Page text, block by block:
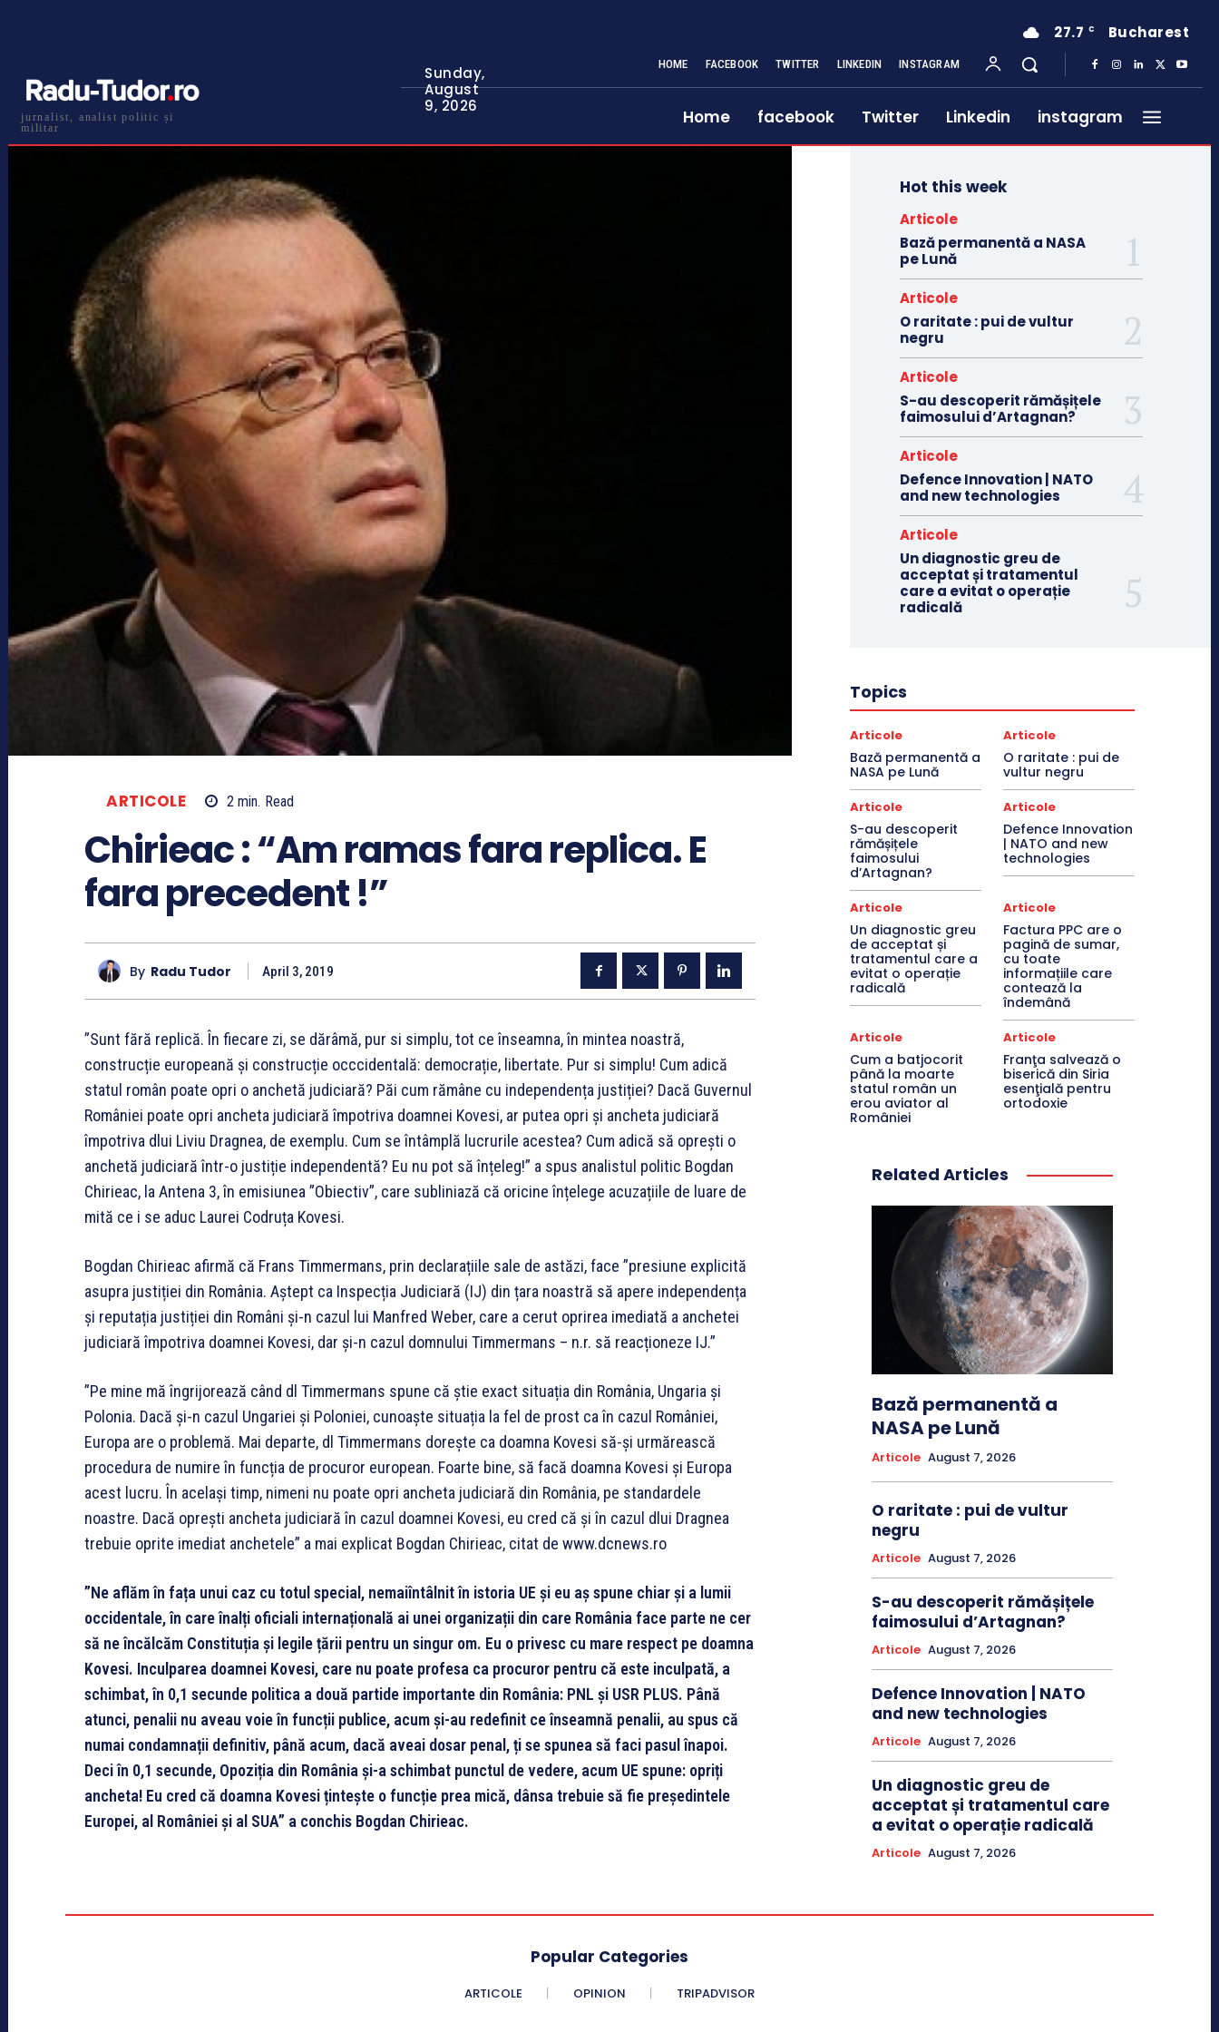
jurnalist, analist politic și
militar
Sunday,
August
9, 2026
27.7 C Bucharest
HOME FACEBOOK TWITTER LINKEDIN INSTAGRAM
Home facebook Twitter Linkedin instagram
ARTICOLE 2 min. Read
Chirieac : “Am ramas fara replica. E
fara precedent !”
By Radu Tudor April 3, 2019
”Sunt fără replică. În fiecare zi, se dărâmă, pur si simplu, tot ce înseamna, în mintea noastră,
construcție europeană și construcție occcidentală: democrație, libertate. Pur si simplu! Cum adică
statul român poate opri o anchetă judiciară? Păi cum rămâne cu independența justiției? Dacă Guvernul
României poate opri ancheta judiciară împotriva doamnei Kovesi, ar putea opri și ancheta judiciară
împotriva dlui Liviu Dragnea, de exemplu. Cum se întâmplă lucrurile acestea? Cum adică să oprești o
anchetă judiciară într-o justiție independentă? Eu nu pot să înțeleg!” a spus analistul politic Bogdan
Chirieac, la Antena 3, în emisiunea ”Obiectiv”, care subliniază că oricine înțelege acuzațiile de luare de
mită ce i se aduc Laurei Codruța Kovesi.
Bogdan Chirieac afirmă că Frans Timmermans, prin declarațiile sale de astăzi, face ”presiune explicită
asupra justiției din România. Aștept ca Inspecția Judiciară (IJ) din țara noastră să apere independența
și reputația justiției din Români și-n cazul lui Manfred Weber, care a cerut oprirea imediată a anchetei
judiciară împotriva doamnei Kovesi, dar și-n cazul domnului Timmermans – n.r. să reacționeze IJ.”
”Pe mine mă îngrijorează când dl Timmermans spune că știe exact situația din România, Ungaria și
Polonia. Dacă și-n cazul Ungariei și Poloniei, cunoaște situația la fel de prost ca în cazul României,
Europa are o problemă. Mai departe, dl Timmermans dorește ca doamna Kovesi să-și urmărească
procedura de numire în funcția de procuror european. Foarte bine, să facă doamna Kovesi și Europa
acest lucru. În același timp, nimeni nu poate opri ancheta judiciară din România, pe standardele
noastre. Dacă oprești ancheta judiciară în cazul doamnei Kovesi, eu cred că și în cazul dlui Dragnea
trebuie oprite imediat anchetele” a mai explicat Bogdan Chirieac, citat de www.dcnews.ro
”Ne aflăm în fața unui caz cu totul special, nemaiîntâlnit în istoria UE și eu aș spune chiar și a lumii
occidentale, în care înalți oficiali internațională ai unei organizații din care România face parte ne cer
să ne încălcăm Constituția și legile țării pentru un singur om. Eu o privesc cu mare respect pe doamna
Kovesi. Inculparea doamnei Kovesi, care nu poate profesa ca procuror pentru că este inculpată, a
schimbat, în 0,1 secunde politica a două partide importante din România: PNL și USR PLUS. Până
atunci, penalii nu aveau voie în funcții publice, acum și-au redefinit ce înseamnă penalii, au spus că
numai condamnații definitiv, până acum, dacă aveai dosar penal, ți se spunea să faci pasul înapoi.
Deci în 0,1 secunde, Opoziția din România și-a schimbat punctul de vedere, acum UE spune: opriți
ancheta! Eu cred că doamna Kovesi țintește o funcție prea mică, dânsa trebuie să fie președintele
Europei, al României și al SUA” a conchis Bogdan Chirieac.
Hot this week
Articole
Bază permanentă a NASA
pe Lună
Articole
O raritate : pui de vultur
negru
Articole
S-au descoperit rămășițele
faimosului d’Artagnan?
Articole
Defence Innovation | NATO
and new technologies
Articole
Un diagnostic greu de
acceptat și tratamentul
care a evitat o operație
radicală
Topics
Articole
Bază permanentă a
NASA pe Lună
Articole
O raritate : pui de
vultur negru
Articole
S-au descoperit
rămășițele
faimosului
d’Artagnan?
Articole
Defence Innovation
| NATO and new
technologies
Articole
Un diagnostic greu
de acceptat și
tratamentul care a
evitat o operație
radicală
Articole
Factura PPC are o
pagină de sumar,
cu toate
informațiile care
contează la
îndemână
Articole
Cum a batjocorit
până la moarte
statul român un
erou aviator al
României
Articole
Franţa salvează o
biserică din Siria
esenţială pentru
ortodoxie
Related Articles
Bază permanentă a
NASA pe Lună
Articole August 7, 2026
O raritate : pui de vultur
negru
Articole August 7, 2026
S-au descoperit rămășițele
faimosului d’Artagnan?
Articole August 7, 2026
Defence Innovation | NATO
and new technologies
Articole August 7, 2026
Un diagnostic greu de
acceptat și tratamentul care
a evitat o operație radicală
Articole August 7, 2026
Popular Categories
ARTICOLE OPINION TRIPADVISOR